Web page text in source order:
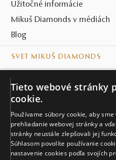
Užitočné informácie
Mikuš Diamonds v médiách
Blog
SVET MIKUŠ DIAMONDS
KONTAKT
Naše klenotníctva
Sídlo spoločnosti
Tieto webové stránky
cookie.
Používame súbory cookie, aby
prehliadanie webovej stránky a
stránky neustále zlepšovali jej
Súhlasom povolíte používanie
nastavenie cookies podľa svojích